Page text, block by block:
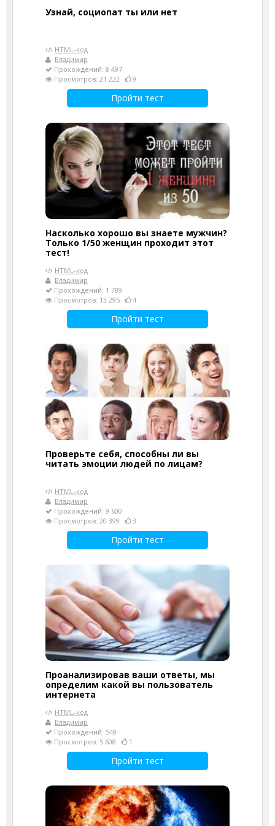
Узнай, социопат ты или нет
HTML-код
Владимир
Прохождений: 8 497
Просмотров: 21 222
9
Пройти тест
Насколько хорошо вы знаете мужчин?
Только 1/50 женщин проходит этот
тест!
HTML-код
Владимир
Прохождений: 1 789
Просмотров: 13 295
4
Пройти тест
Проверьте себя, способны ли вы
читать эмоции людей по лицам?
HTML-код
Владимир
Прохождений: 9 600
Просмотров: 20 399
3
Пройти тест
Проанализировав ваши ответы, мы
определим какой вы пользователь
интернета
HTML-код
Владимир
Прохождений: 549
Просмотров: 5 608
1
Пройти тест